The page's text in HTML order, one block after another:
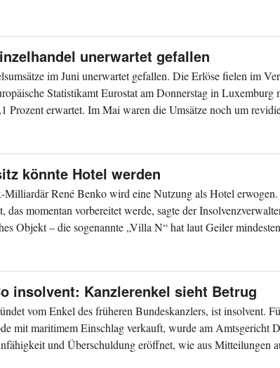
unerwartet gefallen
im Juni unerwartet gefallen. Die Erlöse fielen im
Statistikamt Eurostat am Donnerstag in
Prozent erwartet. Im Mai waren die Umsätze noch um
könnte Hotel werden
René Benko wird eine Nutzung als Hotel erwogen.
das momentan vorbereitet werde, sagte der
Objekt – die sogenannte „Villa N“ hat laut Geiler
insolvent: Kanzlerenkel sieht Betrug
vom Enkel des früheren Bundeskanzlers, ist insolvent.
mit maritimem Einschlag verkauft, wurde am Amtsgericht
und Überschuldung eröffnet, wie aus Mitteilungen